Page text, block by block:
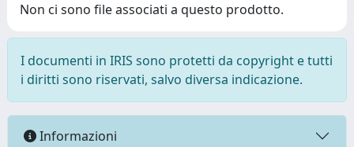
Non ci sono file associati a questo prodotto.
I documenti in IRIS sono protetti da copyright e tutti
i diritti sono riservati, salvo diversa indicazione.
Informazioni